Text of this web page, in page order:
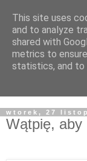
Żyjąc
świecie
Blog pastora
wtorek, 27
Wątpię, aby
This site uses
and to analyze
shared with
metrics to
statistics, and to